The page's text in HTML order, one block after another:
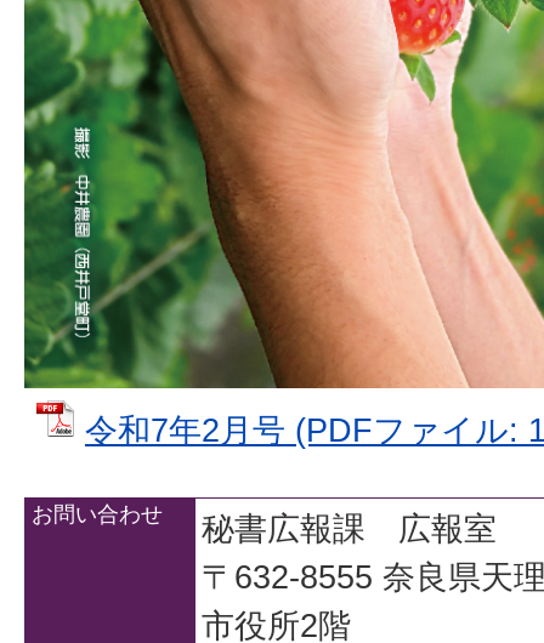
令和7年2月号 (PDFファイル:
お問い合わせ
秘書広報課 広報室
〒632-8555 奈良県天
市役所2階